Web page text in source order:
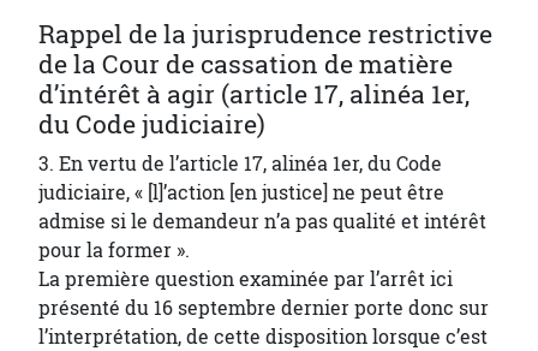
Rappel de la jurisprudence restrictive
de la Cour de cassation de matière
d’intérêt à agir (article 17, alinéa 1er,
du Code judiciaire)
3. En vertu de l’article 17, alinéa 1er, du Code
judiciaire, « [l]’action [en justice] ne peut être
admise si le demandeur n’a pas qualité et intérêt
pour la former ».
La première question examinée par l’arrêt ici
présenté du 16 septembre dernier porte donc sur
l’interprétation, de cette disposition lorsque c’est